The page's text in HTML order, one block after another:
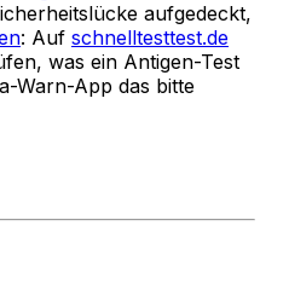
aufgedeckt,
: Auf schnelltesttest.de
was ein Antigen-Test
Warn-App das bitte